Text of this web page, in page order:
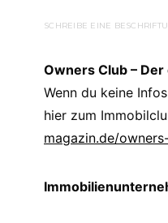
SCHREIBE EINE
Owners Club –
Wenn du keine
hier zum
magazin.de/